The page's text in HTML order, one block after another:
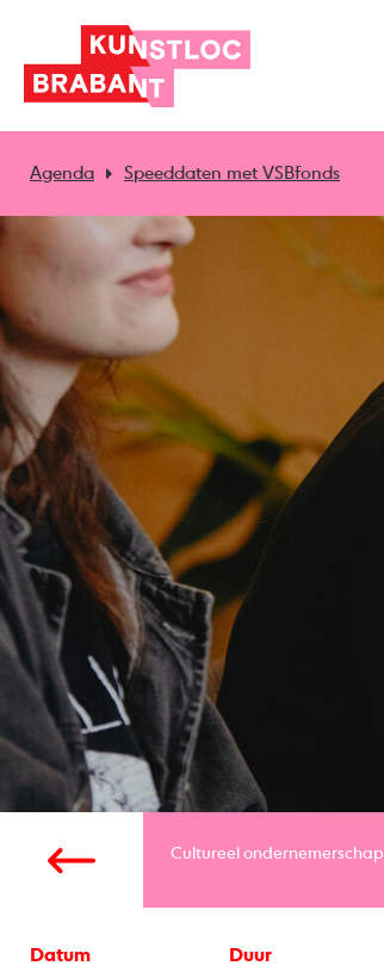
Agenda Speeddaten met VSBfonds
Cultureel ondernemerschap
Datum
Duur